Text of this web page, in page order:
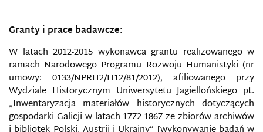
Granty i prace badawcze:
W latach 2012-2015 wykonawca grantu realizowanego w
ramach Narodowego Programu Rozwoju Humanistyki (nr
umowy: 0133/NPRH2/H12/81/2012), afiliowanego przy
Wydziale Historycznym Uniwersytetu Jagiellońskiego pt.
„Inwentaryzacja materiałów historycznych dotyczących
gospodarki Galicji w latach 1772-1867 ze zbiorów archiwów